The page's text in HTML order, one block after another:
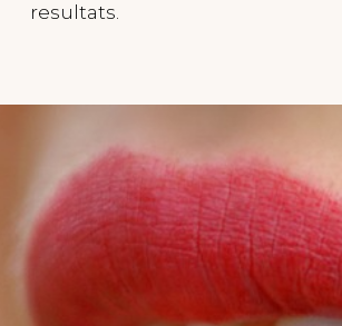
resultats.